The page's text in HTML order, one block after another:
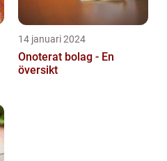
14 januari 2024
Onoterat bolag - En
översikt